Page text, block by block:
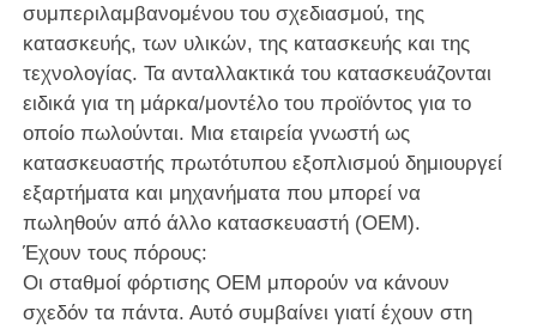
συμπεριλαμβανομένου του σχεδιασμού, της
κατασκευής, των υλικών, της κατασκευής και της
τεχνολογίας. Τα ανταλλακτικά του κατασκευάζονται
ειδικά για τη μάρκα/μοντέλο του προϊόντος για το
οποίο πωλούνται. Μια εταιρεία γνωστή ως
κατασκευαστής πρωτότυπου εξοπλισμού δημιουργεί
εξαρτήματα και μηχανήματα που μπορεί να
πωληθούν από άλλο κατασκευαστή (OEM).
Έχουν τους πόρους:
Οι σταθμοί φόρτισης OEM μπορούν να κάνουν
σχεδόν τα πάντα. Αυτό συμβαίνει γιατί έχουν στη